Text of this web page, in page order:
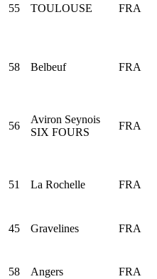
55 TOULOUSE FRA
58 Belbeuf FRA
56
Aviron Seynois
SIX FOURS
FRA
51 La Rochelle FRA
45 Gravelines FRA
58 Angers FRA